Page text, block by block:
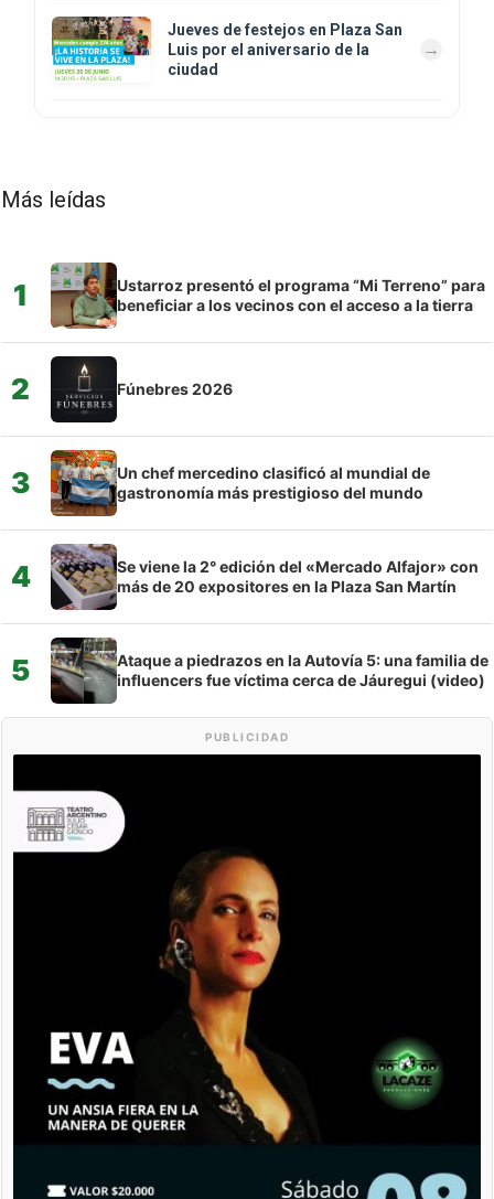
Jueves de festejos en Plaza San
Luis por el aniversario de la
ciudad
Más leídas
1
Ustarroz presentó el programa “Mi Terreno” para
beneficiar a los vecinos con el acceso a la tierra
2 Fúnebres 2026
3
Un chef mercedino clasificó al mundial de
gastronomía más prestigioso del mundo
4
Se viene la 2° edición del «Mercado Alfajor» con
más de 20 expositores en la Plaza San Martín
5
Ataque a piedrazos en la Autovía 5: una familia de
influencers fue víctima cerca de Jáuregui (video)
PUBLICIDAD